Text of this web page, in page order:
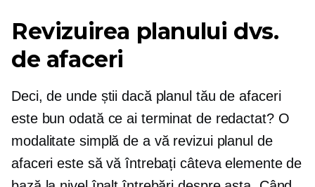
Revizuirea planului dvs.
de afaceri
Deci, de unde știi dacă planul tău de afaceri
este bun odată ce ai terminat de redactat? O
modalitate simplă de a vă revizui planul de
afaceri este să vă întrebați câteva elemente de